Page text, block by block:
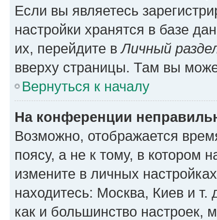
Если вы являетесь
настройки хранятся в базе
их, перейдите вЛичный
вверху страницы. Там вы
Вернуться к началу
На конференции
Возможно, отображается
поясу, а не к тому, в котором
измените в личных
находитесь: Москва, Киев и т.
как и большинство настроек,